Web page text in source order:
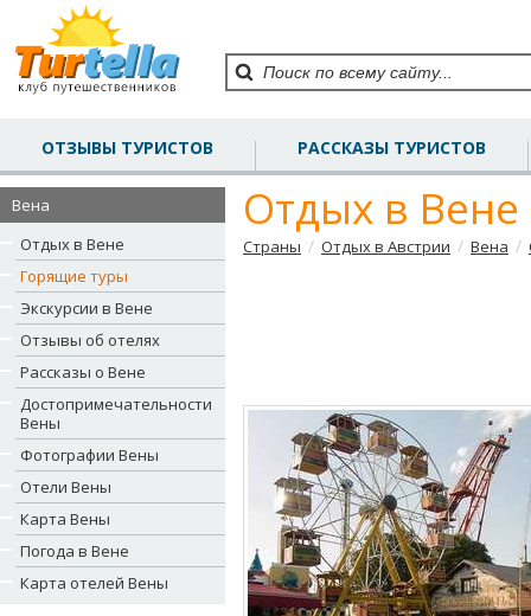
ОТЗЫВЫ ТУРИСТОВ РАССКАЗЫ ТУРИСТОВ
Вена
Отдых в Вене
Горящие туры
Экскурсии в Вене
Отзывы об отелях
Рассказы о Вене
Достопримечательности
Вены
Фотографии Вены
Отели Вены
Карта Вены
Погода в Вене
Карта отелей Вены
Отдых в Вене
Страны / Отдых в Австрии / Вена /